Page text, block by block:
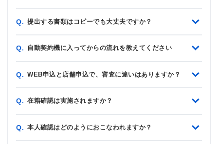
Q. 提出する書類はコピーでも大丈夫ですか？
Q. 自動契約機に入ってからの流れを教えてください
Q. WEB申込と店舗申込で、審査に違いはありますか？
Q. 在籍確認は実施されますか？
Q. 本人確認はどのようにおこなわれますか？